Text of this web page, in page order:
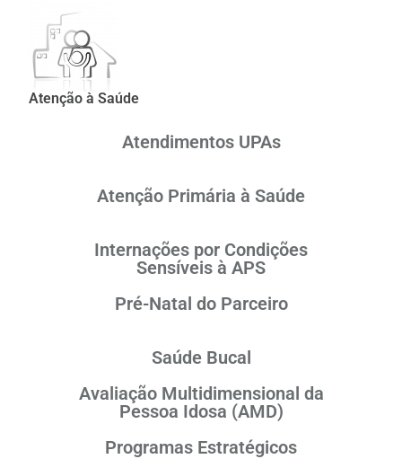
Atenção à Saúde
Atendimentos UPAs
Atenção Primária à Saúde
Internações por Condições
Sensíveis à APS
Pré-Natal do Parceiro
Saúde Bucal
Avaliação Multidimensional da
Pessoa Idosa (AMD)
Programas Estratégicos